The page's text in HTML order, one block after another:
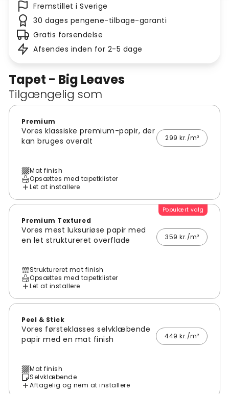
Tapet - Big Leaves
Tilgængelig som
Premium
Vores klassiske premium-papir, der
kan bruges overalt
299 kr./m²
Mat finish
Opsættes med tapetklister
Let at installere
Populært valg
Premium Textured
Vores mest luksuriøse papir med
en let struktureret overflade
359 kr./m²
Struktureret mat finish
Opsættes med tapetklister
Let at installere
Peel & Stick
Vores førsteklasses selvklæbende
papir med en mat finish
449 kr./m²
Mat finish
Selvklæbende
Aftagelig og nem at installere
Fremstillet i Sverige
30 dages pengene-tilbage-garanti
Gratis forsendelse
Afsendes inden for 2-5 dage